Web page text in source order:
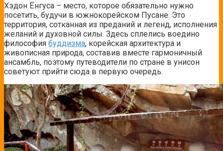
Хэдон Ёнгуса – место, которое обязательно нужно
посетить, будучи в южнокорейском Пусане. Это
территория, сотканная из преданий и легенд, исполнения
желаний и духовной силы. Здесь сплелись воедино
философия буддизма, корейская архитектура и
живописная природа, составив вместе гармоничный
ансамбль, поэтому путеводители по стране в унисон
советуют прийти сюда в первую очередь.